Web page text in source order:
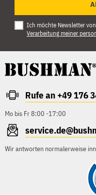
Ich möchte Newsletter
Verarbeitung meiner
Rufe an +49 176
Mo bis Fr 8:00 -17:00
Wir antworten normalerweise